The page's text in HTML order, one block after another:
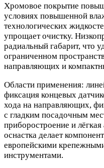
Хромовое покрытие
условиях повышенной
технологических
упрощает очистку.
радиальный габарит, что
ограниченном
направляющих и
Области применения:
фиксация концевых
хода на направляющих,
с гладким посадочным
приборостроение и
оснастка делает
европейскими
инструментами.